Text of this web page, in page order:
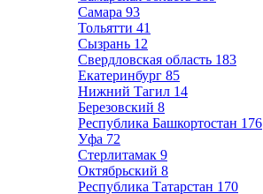
Самара 93
Тольятти 41
Сызрань 12
Свердловская область 183
Екатеринбург 85
Нижний Тагил 14
Березовский 8
Республика Башкортостан 176
Уфа 72
Стерлитамак 9
Октябрьский 8
Республика Татарстан 170